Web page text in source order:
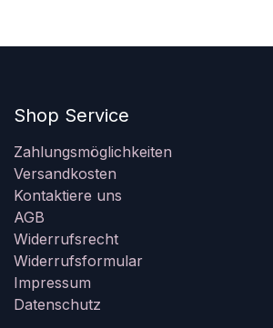
Shop Service
Zahlungsmöglichkeiten
Versandkosten
Kontaktiere uns
AGB
Widerrufsrecht
Widerrufsformular
Impressum
Datenschutz